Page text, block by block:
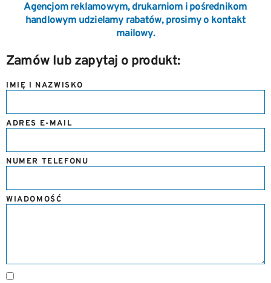
Agencjom reklamowym, drukarniom i pośrednikom
handlowym udzielamy rabatów, prosimy o kontakt
mailowy.
Zamów lub zapytaj o produkt:
IMIĘ I NAZWISKO
ADRES E-MAIL
NUMER TELEFONU
WIADOMOŚĆ